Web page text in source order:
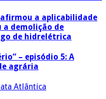
a aplicabilidade
a demolição de
de hidrelétrica
– episódio 5: A
agrária
Atlântica